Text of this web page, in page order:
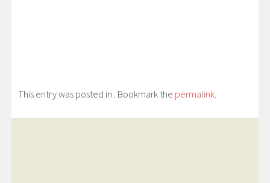
This entry was posted in . Bookmark the permalink